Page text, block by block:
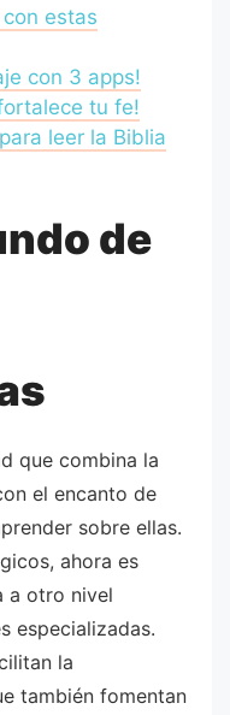
estas
con 3 apps!
tu fe!
leer la Biblia
de
que combina la
el encanto de
sobre ellas.
ahora es
a otro nivel
especializadas.
la
también fomentan